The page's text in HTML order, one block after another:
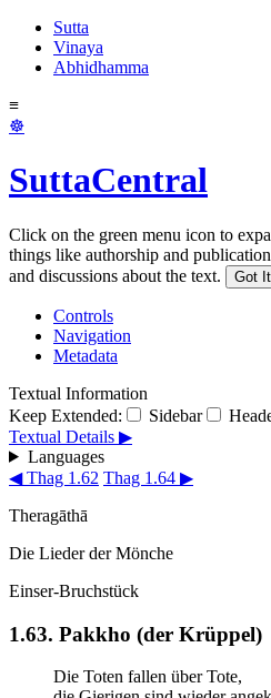
Sutta
Vinaya
Abhidhamma
≡
☸
SuttaCentral
Click on the green menu icon to
things like authorship and
and discussions about the text.
Got It
Controls
Navigation
Metadata
Textual Information
Keep Extended:
Sidebar
Textual Details ▶
Languages
◀ Thag 1.62 Thag 1.64 ▶
Theragāthā
Die Lieder der Mönche
Einser-Bruchstück
1.63. Pakkho (der Krüppel)
Die Toten fallen über Tote,